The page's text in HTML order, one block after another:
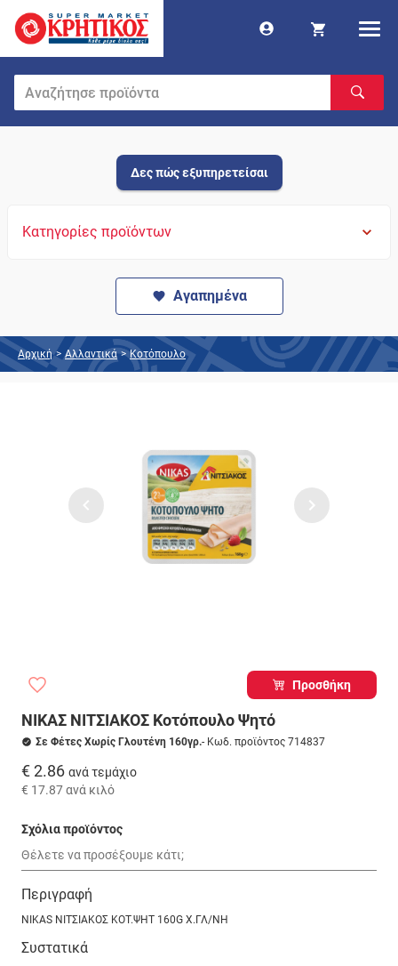
Δες πώς εξυπηρετείσαι
Κατηγορίες προϊόντων
Αγαπημένα
Αρχική > Αλλαντικά > Κοτόπουλο
Προσθήκη
ΝΙΚΑΣ ΝΙΤΣΙΑΚΟΣ Κοτόπουλο Ψητό
Σε Φέτες Χωρίς Γλουτένη 160γρ.- Κωδ. προϊόντος 714837
€ 2.86 ανά τεμάχιο
€ 17.87ανά κιλό
Σχόλια προϊόντος
Περιγραφή
NIKAS ΝΙΤΣΙΑΚΟΣ ΚΟΤ.ΨΗΤ 160G Χ.ΓΛ/ΝΗ
Συστατικά